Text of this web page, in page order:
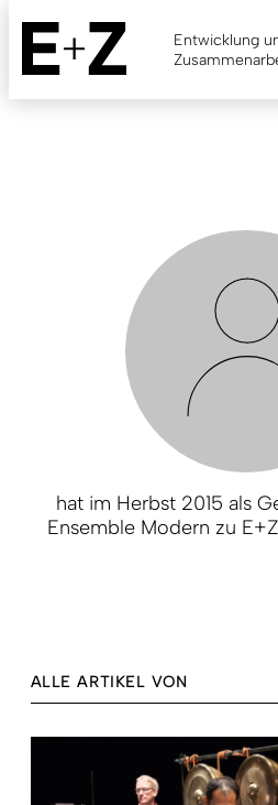
Skip
main
content
Entwicklung
hat im Herbst 2015 als
Ensemble Modern zu
ALLE ARTIKEL VON